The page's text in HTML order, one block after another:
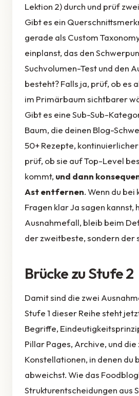
Lektion 2) durch und prüf
Gibt es ein
gerade als Custom
einplanst, das den
Suchvolumen-Test und den
besteht? Falls ja, prüf, ob es
im Primärbaum sichtbarer
Gibt es eine Sub-Sub-
Baum, die deinen Blog-
50+ Rezepte,
prüf, ob sie auf Top-Level
kommt, und dann
Ast entfernen. Wenn du
Fragen klar Ja sagen kannst,
Ausnahmefall, bleib beim
der zweitbeste, sondern der
Brücke zu Stufe 2
Damit sind die zwei
Stufe 1 dieser Reihe steht
Begriffe,
Pillar Pages, Archive, und die
Konstellationen, in denen du
abweichst. Wie das
Strukturentscheidungen aus